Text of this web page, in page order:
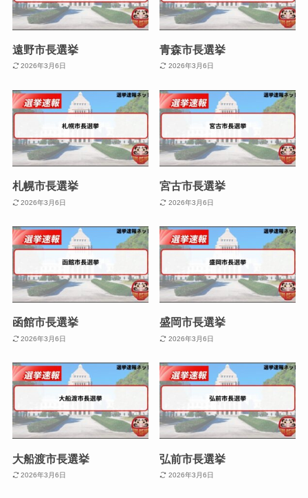
遠野市長選挙
2026年3月6日
青森市長選挙
2026年3月6日
札幌市長選挙
2026年3月6日
宮古市長選挙
2026年3月6日
函館市長選挙
2026年3月6日
盛岡市長選挙
2026年3月6日
大船渡市長選挙
2026年3月6日
弘前市長選挙
2026年3月6日